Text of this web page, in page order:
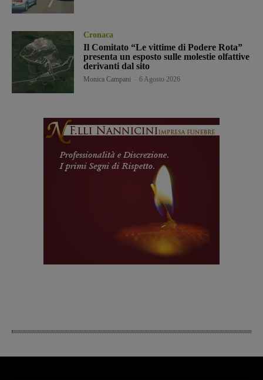
Cronaca
Il Comitato “Le vittime di Podere Rota”
presenta un esposto sulle molestie olfattive
derivanti dal sito
Monica Campani 6 Agosto 2026